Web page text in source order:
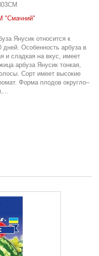
"Смачний"
Янусик относится к
дней. Особенность арбуза в
и сладкая на вкус, имеет
арбуза Янусик тонкая,
Сорт имеет высокие
Форма плодов округло–